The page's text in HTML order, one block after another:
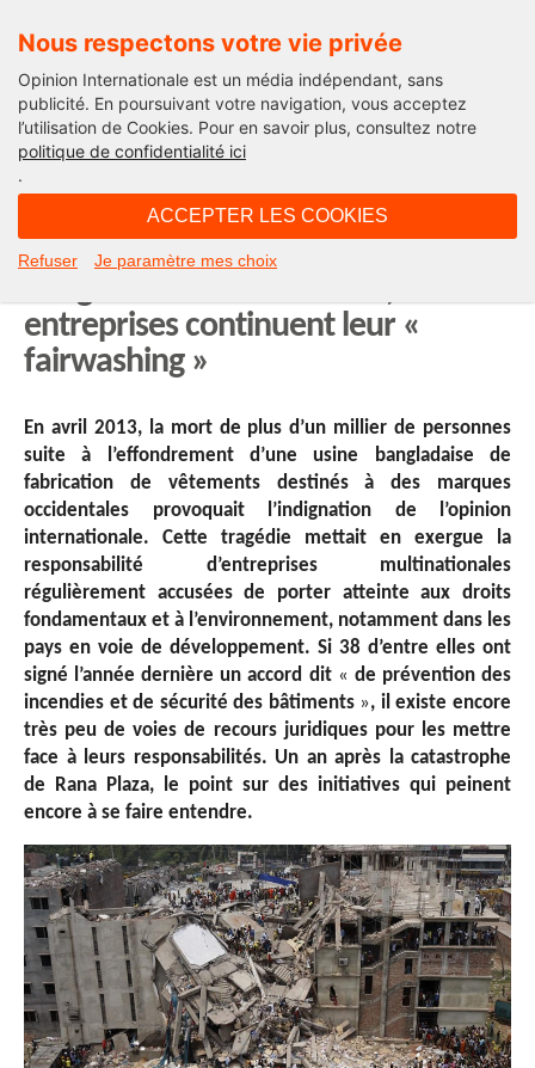
Nous respectons votre vie privée
Opinion Internationale est un média indépendant, sans
publicité. En poursuivant votre navigation, vous acceptez
l’utilisation de Cookies. Pour en savoir plus, consultez notre
politique de confidentialité ici
.
ACCEPTER LES COOKIES
Refuser Je paramètre mes choix
International
Un an après la catastrophe
entreprises continuent leur «
fairwashing »
En avril 2013, la mort de plus d’un millier de personnes
suite à
l’effondrement d’une usine bangladaise de
fabrication de vêtements destinés à des marques
occidentales provoquait l’indignation de l’opinion
internationale. Cette tragédie mettait en exergue la
responsabilité d’entreprises multinationales
régulièrement accusées de porter atteinte aux droits
fondamentaux et à l’environnement, notamment dans les
pays en voie de développement. Si 38 d’entre elles ont
signé l’année dernière un accord dit « de prévention des
incendies et de sécurité des bâtiments », il existe encore
très peu de voies de recours juridiques pour les mettre
face à leurs responsabilités. Un an après la catastrophe
de Rana Plaza, le point sur des initiatives qui peinent
encore à se faire entendre.